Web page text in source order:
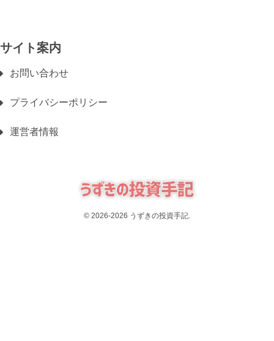
サイト案内
お問い合わせ
プライバシーポリシー
運営者情報
© 2026-2026 うずきの投資手記.